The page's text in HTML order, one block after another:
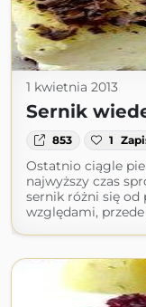
1 kwietnia 2013
Sernik
853 1
Ostatnio ciągle
najwyższy czas
sernik różni się
względami, przede